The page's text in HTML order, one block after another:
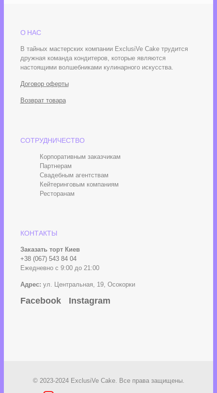
О НАС
В тайных мастерских компании ExclusiVe Cake трудится
дружная команда кондитеров, которые являются
настоящими волшебниками кулинарного искусства.
Договор оферты
Возврат товара
СОТРУДНИЧЕСТВО
Корпоративным заказчикам
Партнерам
Свадебным агентствам
Кейтеринговым компаниям
Ресторанам
КОНТАКТЫ
Заказать торт Киев
+38 (067) 543 84 04
Ежедневно с 9:00 до 21:00
Адрес: ул. Центральная, 19, Осокорки
Facebook Instagram
© 2023-2024 ExclusiVe Cake. Все права защищены.